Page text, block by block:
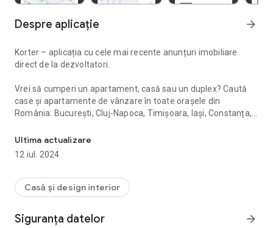
Despre aplicație arrow_forward
Korter – aplicația cu cele mai recente anunțuri imobiliare
direct de la dezvoltatori.
Vrei să cumperi un apartament, casă sau un duplex? Caută
case și apartamente de vânzare în toate orașele din
România: București, Cluj-Napoca, Timișoara, Iași, Constanța,
Pe Korter.ro găseşti anunțuri imobiliare din toată țară.
PROFITĂ GRATUIT APLICAȚIA KORTER:
- Căutare personalizată. Explorați anunțuri imobiliare, care
disponibile: după tip de locuința, zonă, sector, preț, an de
Ultima actualizare
12 iul. 2024
Casă și design interior
Siguranța datelor arrow_forward